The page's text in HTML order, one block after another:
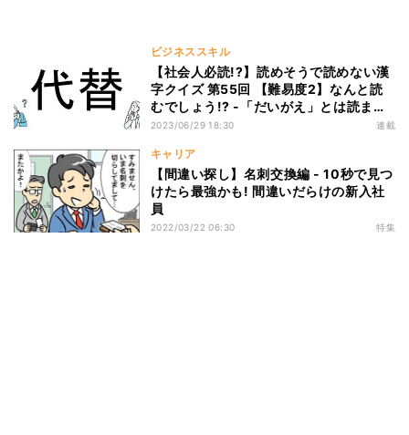
ビジネススキル
【社会人必読!?】読めそうで読めない漢
字クイズ 第55回 【難易度2】なんと読
むでしょう!? -「だいがえ」とは読まな
いの?
2023/06/29 18:30 連載
キャリア
【間違い探し】名刺交換編 - 10秒で見つ
けたら最強かも! 間違いだらけの新入社
員
2022/03/22 06:30 特集